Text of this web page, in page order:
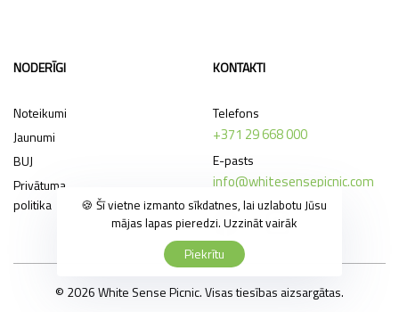
NODERĪGI
Noteikumi
Jaunumi
BUJ
Privātuma
politika
KONTAKTI
Telefons
+371 29 668 000
E-pasts
info@whitesensepicnic.com
© 2026 White Sense Picnic. Visas tiesības aizsargātas.
🍪 Šī vietne izmanto sīkdatnes, lai uzlabotu Jūsu
mājas lapas pieredzi. Uzzināt vairāk
Piekrītu